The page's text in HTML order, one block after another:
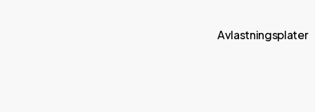
Avlastningsplater